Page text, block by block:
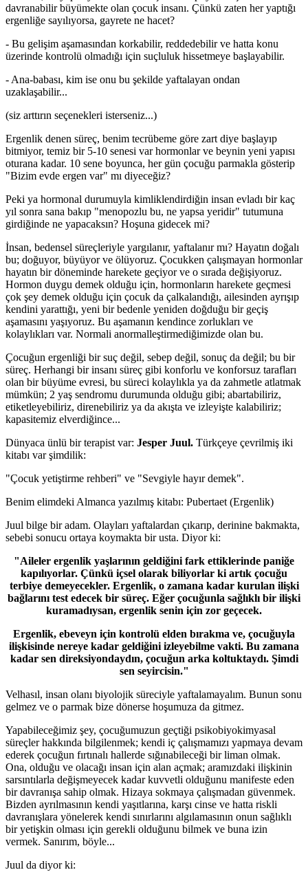
davranabilir büyümekte olan çocuk insanı. Çünkü zaten her yaptığı
ergenliğe sayılıyorsa, gayrete ne hacet?
- Bu gelişim aşamasından korkabilir, reddedebilir ve hatta konu
üzerinde kontrolü olmadığı için suçluluk hissetmeye başlayabilir.
- Ana-babası, kim ise onu bu şekilde yaftalayan ondan
uzaklaşabilir...
(siz arttırın seçenekleri isterseniz...)
Ergenlik denen süreç, benim tecrübeme göre zart diye başlayıp
bitmiyor, temiz bir 5-10 senesi var hormonlar ve beynin yeni yapısı
oturana kadar. 10 sene boyunca, her gün çocuğu parmakla gösterip
"Bizim evde ergen var" mı diyeceğiz?
Peki ya hormonal durumuyla kimliklendirdiğin insan evladı bir kaç
yıl sonra sana bakıp "menopozlu bu, ne yapsa yeridir" tutumuna
girdiğinde ne yapacaksın? Hoşuna gidecek mi?
İnsan, bedensel süreçleriyle yargılanır, yaftalanır mı? Hayatın doğalı
bu; doğuyor, büyüyor ve ölüyoruz. Çocukken çalışmayan hormonlar
hayatın bir döneminde harekete geçiyor ve o sırada değişiyoruz.
Hormon duygu demek olduğu için, hormonların harekete geçmesi
çok şey demek olduğu için çocuk da çalkalandığı, ailesinden ayrışıp
kendini yarattığı, yeni bir bedenle yeniden doğduğu bir geçiş
aşamasını yaşıyoruz. Bu aşamanın kendince zorlukları ve
kolaylıkları var. Normali anormalleştirmediğimizde olan bu.
Çocuğun ergenliği bir suç değil, sebep değil, sonuç da değil; bu bir
süreç. Herhangi bir insanı süreç gibi konforlu ve konforsuz tarafları
olan bir büyüme evresi, bu süreci kolaylıkla ya da zahmetle atlatmak
mümkün; 2 yaş sendromu durumunda olduğu gibi; abartabiliriz,
etiketleyebiliriz, direnebiliriz ya da akışta ve izleyişte kalabiliriz;
kapasitemiz elverdiğince...
Dünyaca ünlü bir terapist var: Jesper Juul. Türkçeye çevrilmiş iki
kitabı var şimdilik:
"Çocuk yetiştirme rehberi" ve "Sevgiyle hayır demek".
Benim elimdeki Almanca yazılmış kitabı: Pubertaet (Ergenlik)
Juul bilge bir adam. Olayları yaftalardan çıkarıp, derinine bakmakta,
sebebi sonucu ortaya koymakta bir usta. Diyor ki:
"Aileler ergenlik yaşlarının geldiğini fark ettiklerinde paniğe
kapılıyorlar. Çünkü içsel olarak biliyorlar ki artık çocuğu
terbiye demeyecekler. Ergenlik, o zamana kadar kurulan ilişki
bağlarını test edecek bir süreç. Eğer çocuğunla sağlıklı bir ilişki
kuramadıysan, ergenlik senin için zor geçecek.
Ergenlik, ebeveyn için kontrolü elden bırakma ve, çocuğuyla
ilişkisinde nereye kadar geldiğini izleyebilme vakti. Bu zamana
kadar sen direksiyondaydın, çocuğun arka koltuktaydı. Şimdi
sen seyircisin."
Velhasıl, insan olanı biyolojik süreciyle yaftalamayalım. Bunun sonu
gelmez ve o parmak bize dönerse hoşumuza da gitmez.
Yapabileceğimiz şey, çocuğumuzun geçtiği psikobiyokimyasal
süreçler hakkında bilgilenmek; kendi iç çalışmamızı yapmaya devam
ederek çocuğun fırtınalı hallerde sığınabileceği bir liman olmak.
Ona, olduğu ve olacağı insan için alan açmak; aramızdaki ilişkinin
sarsıntılarla değişmeyecek kadar kuvvetli olduğunu manifeste eden
bir davranışa sahip olmak. Hizaya sokmaya çalışmadan güvenmek.
Bizden ayrılmasının kendi yaşıtlarına, karşı cinse ve hatta riskli
davranışlara yönelerek kendi sınırlarını algılamasının onun sağlıklı
bir yetişkin olması için gerekli olduğunu bilmek ve buna izin
vermek. Sanırım, böyle...
Juul da diyor ki: